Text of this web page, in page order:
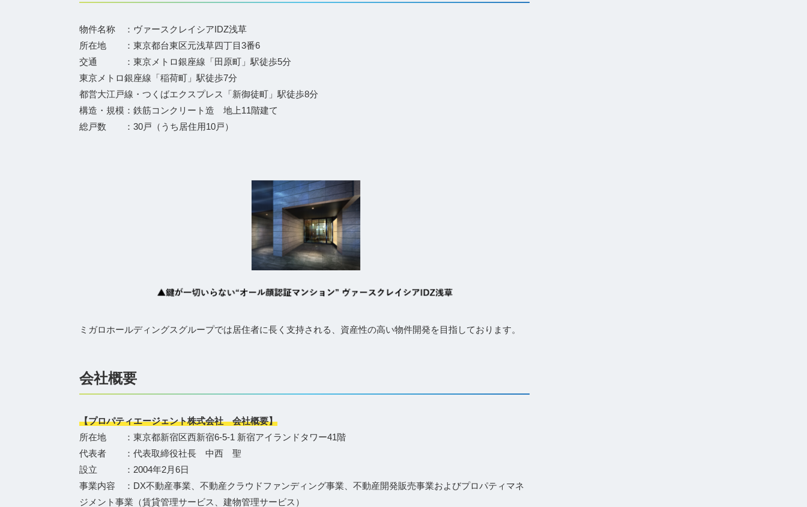
物件名称 ：ヴァースクレイシアIDZ浅草
所在地 ：東京都台東区元浅草四丁目3番6
交通 ：東京メトロ銀座線「田原町」駅徒歩5分
東京メトロ銀座線「稲荷町」駅徒歩7分
都営大江戸線・つくばエクスプレス「新御徒町」駅徒歩8分
構造・規模：鉄筋コンクリート造 地上11階建て
総戸数 ：30戸（うち居住用10戸）
ミガロホールディングスグループでは居住者に長く支持される、資産性の高い物件開発を目指しております。
会社概要
【プロパティエージェント株式会社 会社概要】
所在地 ：東京都新宿区西新宿6-5-1 新宿アイランドタワー41階
代表者 ：代表取締役社長 中西 聖
設立 ：2004年2月6日
事業内容 ：DX不動産事業、不動産クラウドファンディング事業、不動産開発販売事業およびプロパティマネ
ジメント事業（賃貸管理サービス、建物管理サービス）